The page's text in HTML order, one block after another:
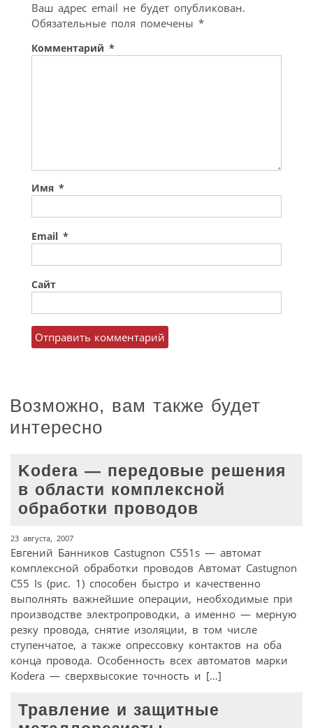
Ваш адрес email не будет опубликован.
Обязательные поля помечены *
Комментарий *
Имя *
Email *
Сайт
Возможно, вам также будет
интересно
Kodera — передовые решения
в области комплексной
обработки проводов
23 августа, 2007
Евгений Банников Castugnon C551s — автомат
комплексной обработки проводов Автомат Castugnon
C55 Is (рис. 1) способен быстро и качественно
выполнять важнейшие операции, необходимые при
производстве электропроводки, а именно — мерную
резку провода, снятие изоляции, в том числе
ступенчатое, а также опрессовку контактов на оба
конца провода. Особенность всех автоматов марки
Kodera — сверхвысокие точность и […]
Травление и защитные